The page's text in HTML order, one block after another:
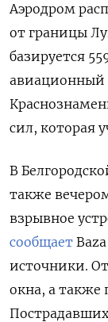
Аэродром
от границы
базируется
сил, которая
В
также
взрывное
сообщает
источники.
окна, а также